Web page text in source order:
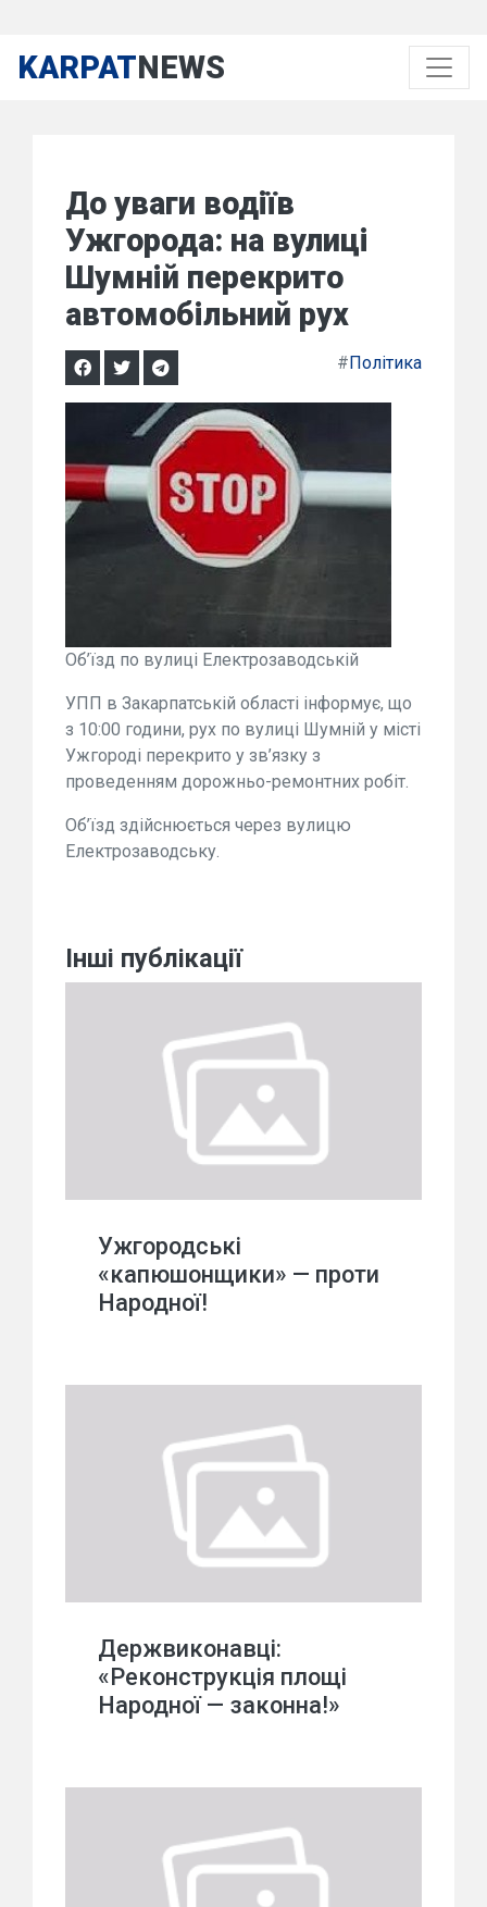
KARPATNEWS
До уваги водіїв
Ужгорода: на вулиці
Шумній перекрито
автомобільний рух
#Політика
Об’їзд по вулиці Електрозаводській
УПП в Закарпатській області інформує, що
з 10:00 години, рух по вулиці Шумній у місті
Ужгороді перекрито у зв’язку з
проведенням дорожньо-ремонтних робіт.
Об’їзд здійснюється через вулицю
Електрозаводську.
Інші публікації
Ужгородські
«капюшонщики» — проти
Народної!
Держвиконавці:
«Реконструкція площі
Народної — законна!»